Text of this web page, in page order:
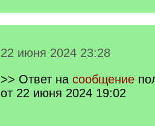
22 июня 2024 23:28
>> Ответ на сообщение
от 22 июня 2024 19:02